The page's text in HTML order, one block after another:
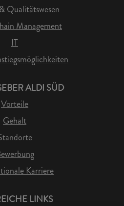
Qualitätswesen
Management
IT
ALDI SÜD
Vorteile
Gehalt
Karriere
LINKS